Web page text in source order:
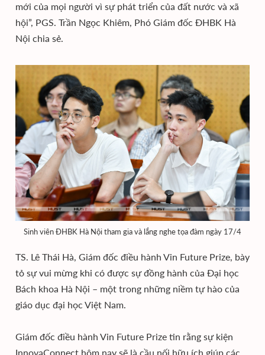
mới của mọi người vì sự phát triển của đất nước và xã
hội”, PGS. Trần Ngọc Khiêm, Phó Giám đốc ĐHBK Hà
Nội chia sẻ.
Sinh viên ĐHBK Hà Nội tham gia và lắng nghe tọa đàm ngày 17/4
TS. Lê Thái Hà, Giám đốc điều hành Vin Future Prize, bày
tỏ sự vui mừng khi có được sự đồng hành của Đại học
Bách khoa Hà Nội – một trong những niềm tự hào của
giáo dục đại học Việt Nam.
Giám đốc điều hành Vin Future Prize tin rằng sự kiện
InnovaConnect hôm nay sẽ là cầu nối hữu ích giúp các